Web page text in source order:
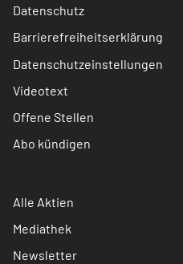
Datenschutz
Barrierefreiheitserklärung
Datenschutzeinstellungen
Videotext
Offene Stellen
Abo kündigen
Alle Aktien
Mediathek
Newsletter